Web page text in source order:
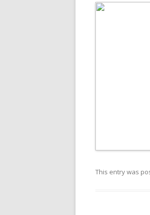
This entry was